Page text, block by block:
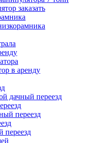
заказать
в аренду
дачный переезд
переезд